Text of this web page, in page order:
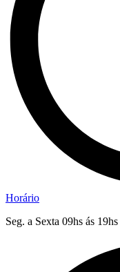
Horário
Seg. a Sexta 09hs ás 19hs